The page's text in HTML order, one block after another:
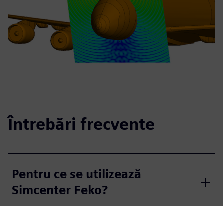
Întrebări frecvente
Pentru ce se utilizează
Simcenter Feko?